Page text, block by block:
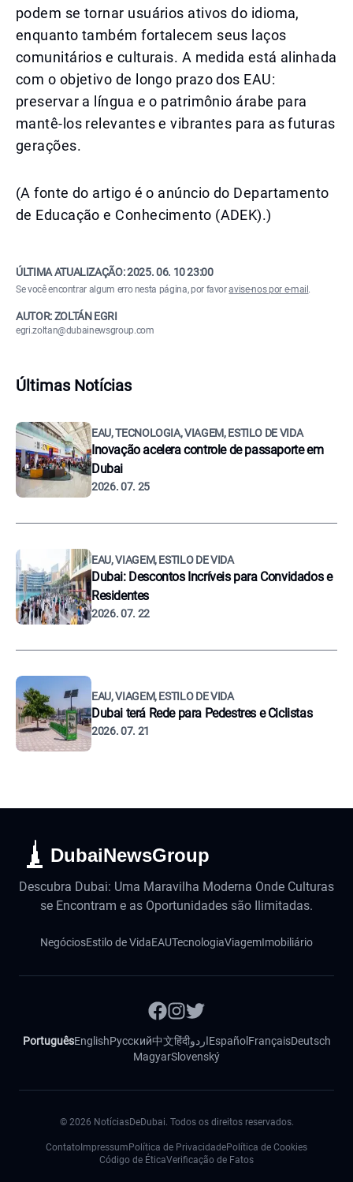
podem se tornar usuários ativos do idioma,
enquanto também fortalecem seus laços
comunitários e culturais. A medida está alinhada
com o objetivo de longo prazo dos EAU:
preservar a língua e o patrimônio árabe para
mantê-los relevantes e vibrantes para as futuras
gerações.
(A fonte do artigo é o anúncio do Departamento
de Educação e Conhecimento (ADEK).)
ÚLTIMA ATUALIZAÇÃO:2025. 06. 10 23:00
Se você encontrar algum erro nesta página, por favoravise-nos por e-mail .
AUTOR: ZOLTÁN EGRI
egri.zoltan@dubainewsgroup.com
Últimas Notícias
EAU, TECNOLOGIA, VIAGEM, ESTILO DE VIDA
Inovação acelera controle de passaporte em
Dubai
2026. 07. 25
EAU, VIAGEM, ESTILO DE VIDA
Dubai: Descontos Incríveis para Convidados e
Residentes
2026. 07. 22
EAU, VIAGEM, ESTILO DE VIDA
Dubai terá Rede para Pedestres e Ciclistas
2026. 07. 21
DubaiNewsGroup
Descubra Dubai: Uma Maravilha Moderna Onde Culturas
se Encontram e as Oportunidades são Ilimitadas.
NegóciosEstilo de VidaEAUTecnologiaViagemImobiliário
PortuguêsEnglishРусский中文हिंदीاردوEspañol FrançaisDeutsch
MagyarSlovenský
© 2026 NotíciasDeDubai. Todos os direitos reservados.
Contato Impressum Política de PrivacidadePolítica de Cookies
Código de ÉticaVerificação de Fatos